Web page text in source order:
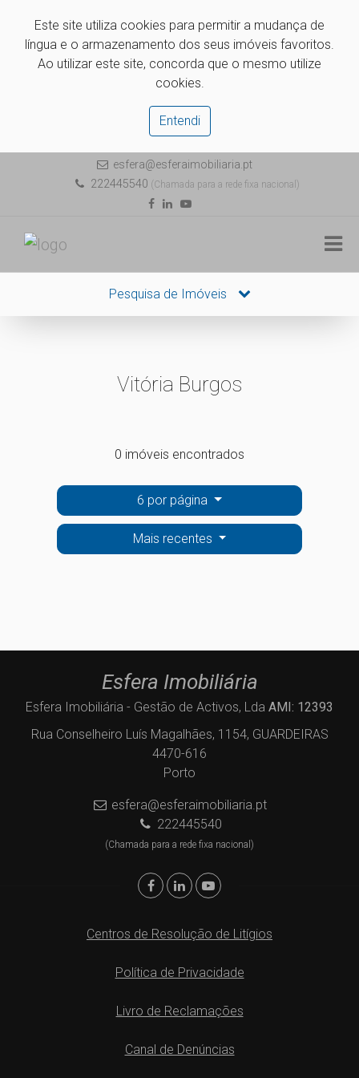
Este site utiliza cookies para permitir a mudança de
língua e o armazenamento dos seus imóveis favoritos.
Ao utilizar este site, concorda que o mesmo utilize
cookies.
Entendi
esfera@esferaimobiliaria.pt
222445540 (Chamada para a rede fixa nacional)
Pesquisa de Imóveis
Vitória Burgos
0 imóveis encontrados
6 por página
Mais recentes
Esfera Imobiliária
Esfera Imobiliária - Gestão de Activos, Lda AMI: 12393
Rua Conselheiro Luís Magalhães, 1154, GUARDEIRAS
4470-616
Porto
esfera@esferaimobiliaria.pt
222445540
(Chamada para a rede fixa nacional)
Centros de Resolução de Litígios
Política de Privacidade
Livro de Reclamações
Canal de Denúncias